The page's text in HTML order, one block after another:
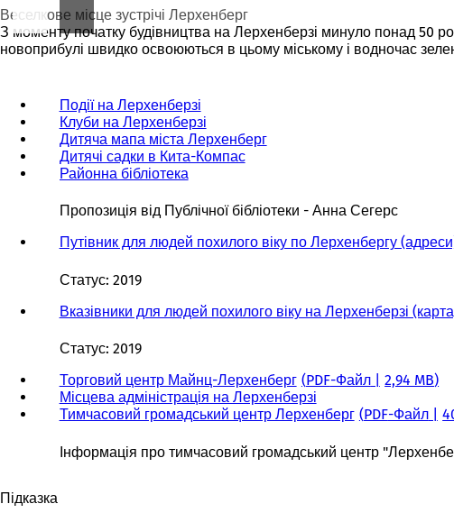
Веселкове місце зустрічі Лерхенберг
З моменту початку будівництва на Лерхенберзі минуло понад 50
новоприбулі швидко освоюються в цьому міському і водночас
Події на Лерхенберзі
Клуби на Лерхенберзі
Дитяча мапа міста Лерхенберг
Дитячі садки в Кита-Компас
Районна бібліотека(
і
к
а
с
я
в
о
Пропозиція від Публічної бібліотеки - Анна Сегерс
Путівник для людей похилого віку по Лерхенбергу
Статус: 2019
Вказівники для людей похилого віку на Лерхенберзі
Статус: 2019
Торговий центр Майнц-Лерхенберг
PDF-Файл
2,94 MB
Місцева адміністрація на Лерхенберзі
Тимчасовий громадський центр Лерхенберг
PDF-Файл
Інформація про тимчасовий громадський центр
Підказка